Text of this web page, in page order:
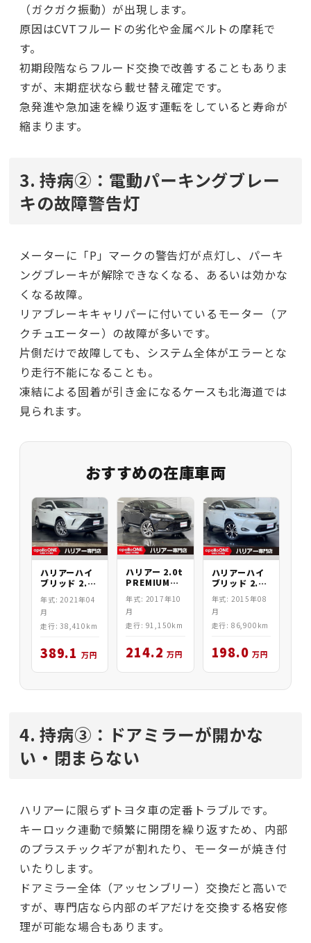
（ガクガク振動）が出現します。
原因はCVTフルードの劣化や金属ベルトの摩耗で
す。
初期段階ならフルード交換で改善することもありま
すが、末期症状なら載せ替え確定です。
急発進や急加速を繰り返す運転をしていると寿命が
縮まります。
3. 持病②：電動パーキングブレー
キの故障警告灯
メーターに「P」マークの警告灯が点灯し、パーキ
ングブレーキが解除できなくなる、あるいは効かな
くなる故障。
リアブレーキキャリパーに付いているモーター（ア
クチュエーター）の故障が多いです。
片側だけで故障しても、システム全体がエラーとな
り走行不能になることも。
凍結による固着が引き金になるケースも北海道では
見られます。
おすすめの在庫車両
ハリアーハイ
ブリッド 2.5
4WD
年式: 2021年04
月
走行: 38,410km
389.1 万円
ハリアー 2.0t
PREMIUM
4WD
年式: 2017年10
月
走行: 91,150km
214.2 万円
ハリアーハイ
ブリッド 2.0
PREMIUM
4WD
年式: 2015年08
月
走行: 86,900km
198.0 万円
4. 持病③：ドアミラーが開かな
い・閉まらない
ハリアーに限らずトヨタ車の定番トラブルです。
キーロック連動で頻繁に開閉を繰り返すため、内部
のプラスチックギアが割れたり、モーターが焼き付
いたりします。
ドアミラー全体（アッセンブリー）交換だと高いで
すが、専門店なら内部のギアだけを交換する格安修
理が可能な場合もあります。